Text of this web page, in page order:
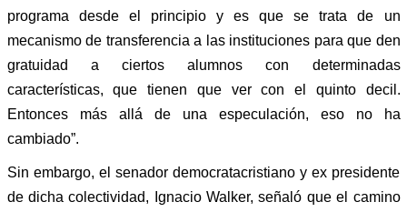
programa desde el principio y es que se trata de un
mecanismo de transferencia a las instituciones para que den
gratuidad a ciertos alumnos con determinadas
características, que tienen que ver con el quinto decil.
Entonces más allá de una especulación, eso no ha
cambiado”.
Sin embargo, el senador democratacristiano y ex presidente
de dicha colectividad, Ignacio Walker, señaló que el camino